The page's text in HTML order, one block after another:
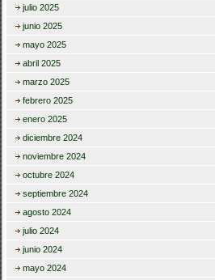
julio 2025
junio 2025
mayo 2025
abril 2025
marzo 2025
febrero 2025
enero 2025
diciembre 2024
noviembre 2024
octubre 2024
septiembre 2024
agosto 2024
julio 2024
junio 2024
mayo 2024